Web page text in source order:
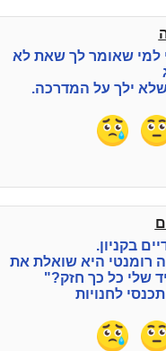
למי שאומר לך שאת לא
ילך על המדרכה.
בקניון.
היא שואלת את
שלי כל כך חזק?"
לחנויות